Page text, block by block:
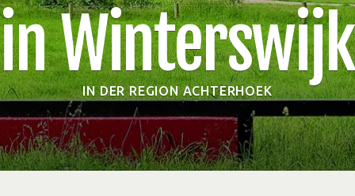
in Winterswijk
IN DER REGION ACHTERHOEK